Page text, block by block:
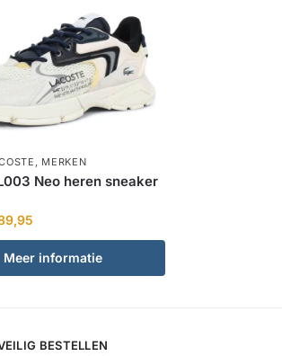
MERKEN
Neo heren sneaker
Meer informatie
BESTELLEN